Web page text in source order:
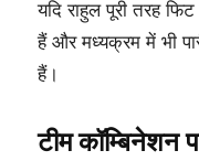
यदि राहुल पूरी तरह
हैं और मध्यक्रम में भी
हैं।
टीम कॉम्बिनेशन